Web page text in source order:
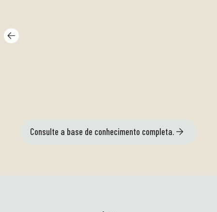
Consulte a base de conhecimento completa.